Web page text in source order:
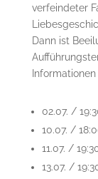
verfeindeter
Dann ist
02.07. /
10.07. /
11.07. /
13.07. /